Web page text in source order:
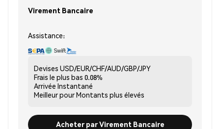
Virement Bancaire
Assistance:
Devises USD/EUR/CHF/AUD/GBP/JPY
Frais le plus bas 0.08%
Arrivée Instantané
Meilleur pourMontants plus élevés
Acheter par Virement Bancaire